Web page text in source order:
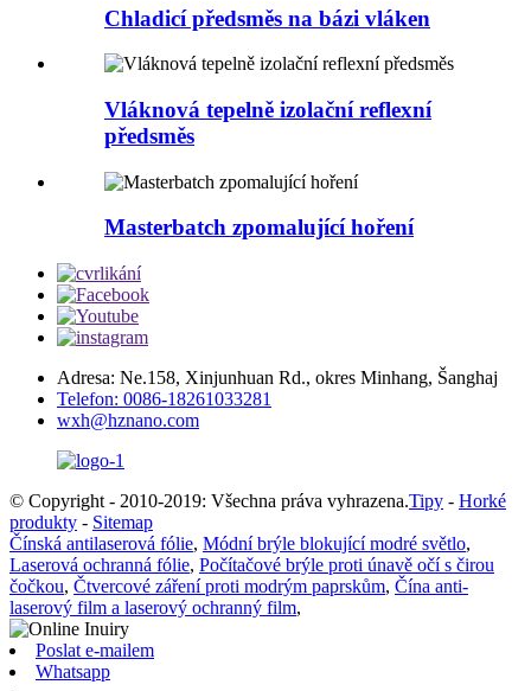
Chladicí předsměs na bázi vláken
Vláknová tepelně izolační reflexní
předsměs
Masterbatch zpomalující hoření
Adresa: Ne.158, Xinjunhuan Rd., okres Minhang, Šanghaj
Telefon: 0086-18261033281
wxh@hznano.com
© Copyright - 2010-2019: Všechna práva vyhrazena.Tipy - Horké
produkty - Sitemap
Čínská antilaserová fólie, Módní brýle blokující modré světlo,
Laserová ochranná fólie, Počítačové brýle proti únavě očí s čirou
čočkou, Čtvercové záření proti modrým paprskům, Čína anti-
laserový film a laserový ochranný film,
Poslat e-mailem
Whatsapp